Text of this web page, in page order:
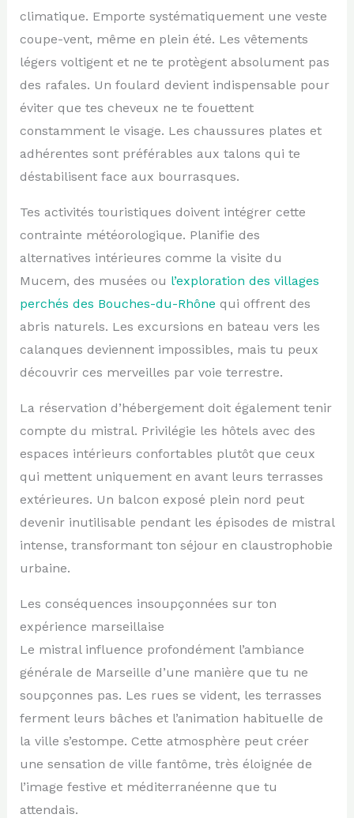
climatique. Emporte systématiquement une veste
coupe-vent, même en plein été. Les vêtements
légers voltigent et ne te protègent absolument pas
des rafales. Un foulard devient indispensable pour
éviter que tes cheveux ne te fouettent
constamment le visage. Les chaussures plates et
adhérentes sont préférables aux talons qui te
déstabilisent face aux bourrasques.
Tes activités touristiques doivent intégrer cette
contrainte météorologique. Planifie des
alternatives intérieures comme la visite du
Mucem, des musées ou l’exploration des villages
perchés des Bouches-du-Rhône qui offrent des
abris naturels. Les excursions en bateau vers les
calanques deviennent impossibles, mais tu peux
découvrir ces merveilles par voie terrestre.
La réservation d’hébergement doit également tenir
compte du mistral. Privilégie les hôtels avec des
espaces intérieurs confortables plutôt que ceux
qui mettent uniquement en avant leurs terrasses
extérieures. Un balcon exposé plein nord peut
devenir inutilisable pendant les épisodes de mistral
intense, transformant ton séjour en claustrophobie
urbaine.
Les conséquences insoupçonnées sur ton
expérience marseillaise
Le mistral influence profondément l’ambiance
générale de Marseille d’une manière que tu ne
soupçonnes pas. Les rues se vident, les terrasses
ferment leurs bâches et l’animation habituelle de
la ville s’estompe. Cette atmosphère peut créer
une sensation de ville fantôme, très éloignée de
l’image festive et méditerranéenne que tu
attendais.